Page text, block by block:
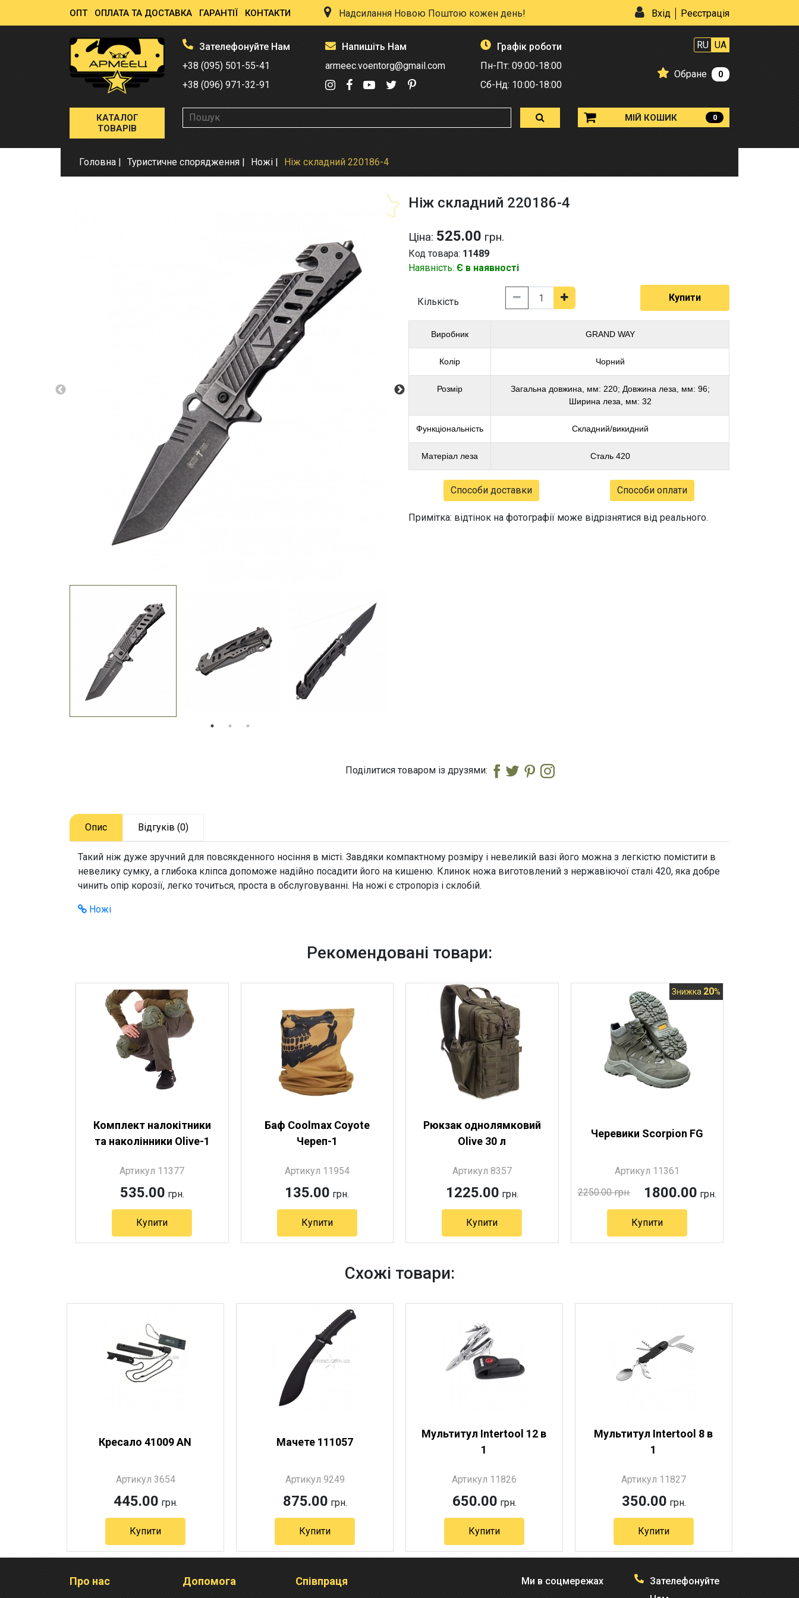
ОПТ ОПЛАТА ТА ДОСТАВКА ГАРАНТІЇ КОНТАКТИ Надсилання Новою Поштою кожен день! Вхід Реєстрація
Зателефонуйте Нам
+38 (095) 501-55-41
+38 (096) 971-32-91
Напишіть Нам
armeec.voentorg@gmail.com
Графік роботи
Пн-Пт: 09:00-18:00
Сб-Нд: 10:00-18:00
RU UA
Обране 0
КАТАЛОГ
ТОВАРІВ
МІЙ КОШИК 0
Головна Туристичне спорядження Ножі Ніж складний 220186-4
Ніж складний 220186-4
Ціна: 525.00 грн.
Код товара: 11489
Наявність: Є в наявності
Кількість Купити
Виробник GRAND WAY
Колір Чорний
Розмір
Загальна довжина, мм: 220; Довжина леза, мм: 96;
Ширина леза, мм: 32
Функціональність Складний/викидний
Матеріал леза Сталь 420
Способи доставки Способи оплати
Примітка: відтінок на фотографії може відрізнятися від реального.
Поділитися товаром із друзями:
Опис Відгуків (0)
Такий ніж дуже зручний для повсякденного носіння в місті. Завдяки компактному розміру і невеликій вазі його можна з легкістю помістити в
невелику сумку, а глибока кліпса допоможе надійно посадити його на кишеню. Клинок ножа виготовлений з нержавіючої сталі 420, яка добре
чинить опір корозії, легко точиться, проста в обслуговуванні. На ножі є стропоріз і склобій.
Ножі
Рекомендовані товари:
Комплект налокітники
та наколінники Olive-1
Артикул 11377
535.00 грн.
Купити
Баф Coolmax Coyote
Череп-1
Артикул 11954
135.00 грн.
Купити
Рюкзак однолямковий
Olive 30 л
Артикул 8357
1225.00 грн.
Купити
Знижка 20%
Черевики Scorpion FG
Артикул 11361
2250.00 грн.
1800.00 грн.
Купити
Схожі товари:
Кресало 41009 AN
Артикул 3654
445.00 грн.
Купити
Мачете 111057
Артикул 9249
875.00 грн.
Купити
Мультитул Intertool 12 в
1
Артикул 11826
650.00 грн.
Купити
Мультитул Intertool 8 в
1
Артикул 11827
350.00 грн.
Купити
Про нас Допомога Співпраця Ми в соцмережах
Зателефонуйте